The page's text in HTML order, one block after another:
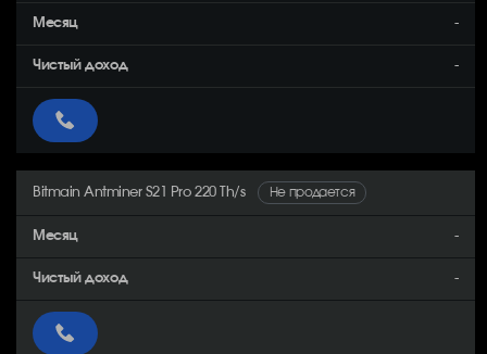
-
-
Bitmain Antminer S21 Pro 220 Th/s Не продается
-
-